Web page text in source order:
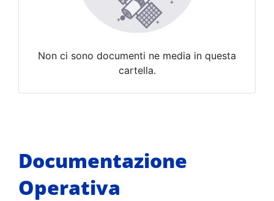
Non ci sono documenti ne media in questa
cartella.
Documentazione
Operativa